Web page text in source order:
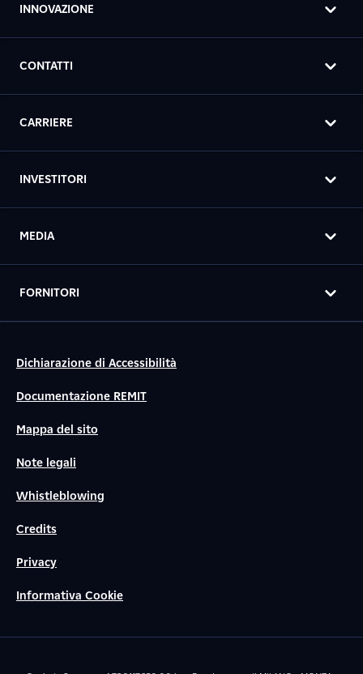
INNOVAZIONE
CONTATTI
CARRIERE
INVESTITORI
MEDIA
FORNITORI
Dichiarazione di Accessibilità
Documentazione REMIT
Mappa del sito
Note legali
Whistleblowing
Credits
Privacy
Informativa Cookie